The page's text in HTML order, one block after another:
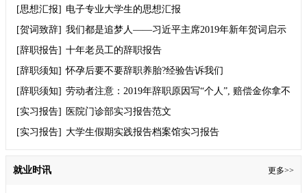
[思想汇报] 电子专业大学生的思想汇报
[贺词致辞] 我们都是追梦人——习近平主席2019年新年贺词启示
录
[辞职报告] 十年老员工的辞职报告
[辞职须知] 怀孕后要不要辞职养胎?经验告诉我们
[辞职须知] 劳动者注意：2019年辞职原因写“个人”, 赔偿金你拿不
到！
[实习报告]
医院门诊部实习报告范文
[实习报告] 大学生假期实践报告档案馆实习报告
就业时讯 更多>>